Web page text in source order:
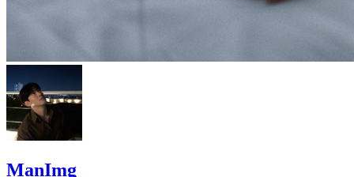
ManImg